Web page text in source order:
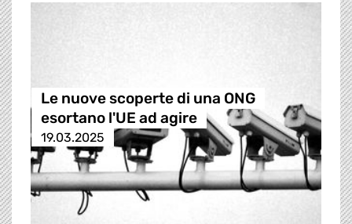
Le nuove scoperte di una ONG
esortano l'UE ad agire
19.03.2025